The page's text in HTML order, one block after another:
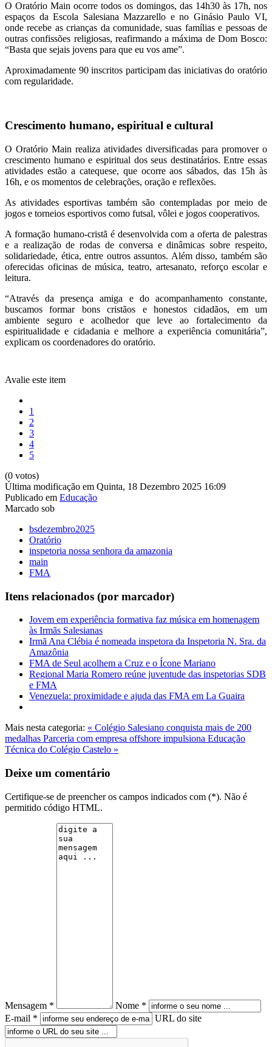
O Oratório Main ocorre todos os domingos, das 14h30 às 17h, nos
espaços da Escola Salesiana Mazzarello e no Ginásio Paulo VI,
onde recebe as crianças da comunidade, suas famílias e pessoas de
outras confissões religiosas, reafirmando a máxima de Dom Bosco:
“Basta que sejais jovens para que eu vos ame”.
Aproximadamente 90 inscritos participam das iniciativas do oratório
com regularidade.
Crescimento humano, espiritual e cultural
O Oratório Main realiza atividades diversificadas para promover o
crescimento humano e espiritual dos seus destinatários. Entre essas
atividades estão a catequese, que ocorre aos sábados, das 15h às
16h, e os momentos de celebrações, oração e reflexões.
As atividades esportivas também são contempladas por meio de
jogos e torneios esportivos como futsal, vôlei e jogos cooperativos.
A formação humano-cristã é desenvolvida com a oferta de palestras
e a realização de rodas de conversa e dinâmicas sobre respeito,
solidariedade, ética, entre outros assuntos. Além disso, também são
oferecidas oficinas de música, teatro, artesanato, reforço escolar e
leitura.
“Através da presença amiga e do acompanhamento constante,
buscamos formar bons cristãos e honestos cidadãos, em um
ambiente seguro e acolhedor que leve ao fortalecimento da
espiritualidade e cidadania e melhore a experiência comunitária”,
explicam os coordenadores do oratório.
Avalie este item
1
2
3
4
5
(0 votos)
Última modificação em Quinta, 18 Dezembro 2025 16:09
Publicado em Educação
Marcado sob
bsdezembro2025
Oratório
inspetoria nossa senhora da amazonia
main
FMA
Itens relacionados (por marcador)
Jovem em experiência formativa faz música em homenagem
às Irmãs Salesianas
Irmã Ana Clébia é nomeada inspetora da Inspetoria N. Sra. da
Amazônia
FMA de Seul acolhem a Cruz e o Ícone Mariano
Regional Maria Romero reúne juventude das inspetorias SDB
e FMA
Venezuela: proximidade e ajuda das FMA em La Guaira
Mais nesta categoria: « Colégio Salesiano conquista mais de 200
medalhas Parceria com empresa offshore impulsiona Educação
Técnica do Colégio Castelo »
Deixe um comentário
Certifique-se de preencher os campos indicados com (*). Não é
permitido código HTML.
Mensagem *
Nome *
E-mail *
URL do site